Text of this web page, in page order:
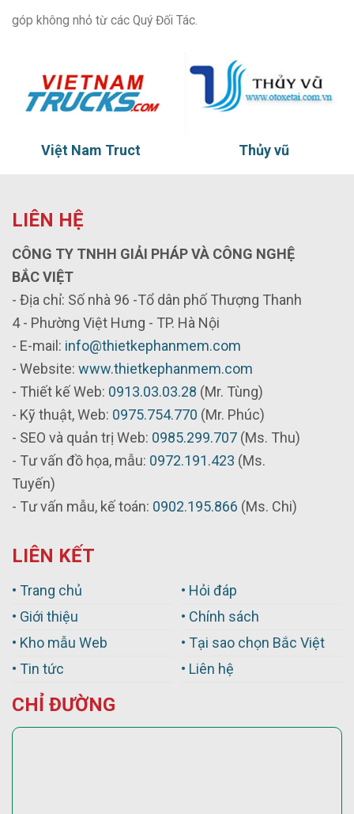
góp không nhỏ từ các Quý Đối Tác.
Việt Nam Truct Thủy vũ
LIÊN HỆ
CÔNG TY TNHH GIẢI PHÁP VÀ CÔNG NGHỆ
BẮC VIỆT
- Địa chỉ: Số nhà 96 -Tổ dân phố Thượng Thanh
4 - Phường Việt Hưng - TP. Hà Nội
- E-mail: info@thietkephanmem.com
- Website: www.thietkephanmem.com
- Thiết kế Web: 0913.03.03.28 (Mr. Tùng)
- Kỹ thuật, Web: 0975.754.770 (Mr. Phúc)
- SEO và quản trị Web: 0985.299.707 (Ms. Thu)
- Tư vấn đồ họa, mẫu: 0972.191.423 (Ms.
Tuyến)
- Tư vấn mẫu, kế toán: 0902.195.866 (Ms. Chi)
LIÊN KẾT
• Trang chủ
• Giới thiệu
• Kho mẫu Web
• Tin tức
• Hỏi đáp
• Chính sách
• Tại sao chọn Bắc Việt
• Liên hệ
CHỈ ĐƯỜNG